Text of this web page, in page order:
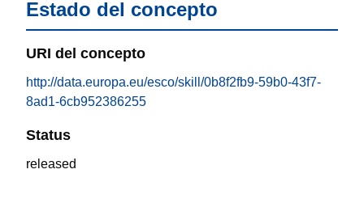
Estado del concepto
URI del concepto
http://data.europa.eu/esco/skill/0b8f2fb9-59b0-43f7-
8ad1-6cb952386255
Status
released